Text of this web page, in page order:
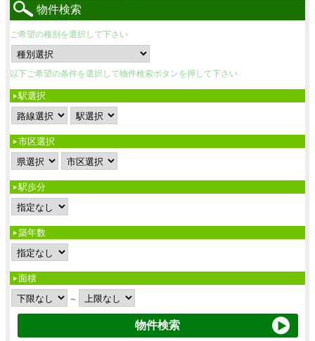
物件検索
ご希望の種別を選択して下さい
以下ご希望の条件を選択して物件検索ボタンを押して下さい
駅選択
市区選択
駅歩分
築年数
面積
～